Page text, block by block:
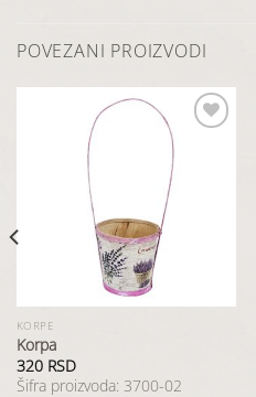
POVEZANI PROIZVODI
KORPE
Korpa
320 RSD
Šifra proizvoda: 3700-02